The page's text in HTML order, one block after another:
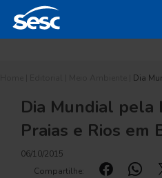
Dia
Dia Mundial pela
Praias e Rios em
06/10/2015
Compartilhe: